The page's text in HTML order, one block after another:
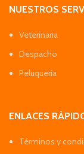
NUESTROS
Veterinaria
Despacho
Peluquería
ENLACES
Términos y